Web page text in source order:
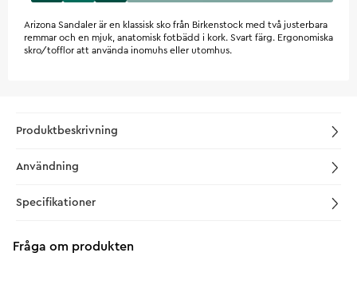
Arizona Sandaler är en klassisk sko från Birkenstock med två justerbara
remmar och en mjuk, anatomisk fotbädd i kork. Svart färg. Ergonomiska
skro/tofflor att använda inomuhs eller utomhus.
Produktbeskrivning
Användning
Specifikationer
Fråga om produkten